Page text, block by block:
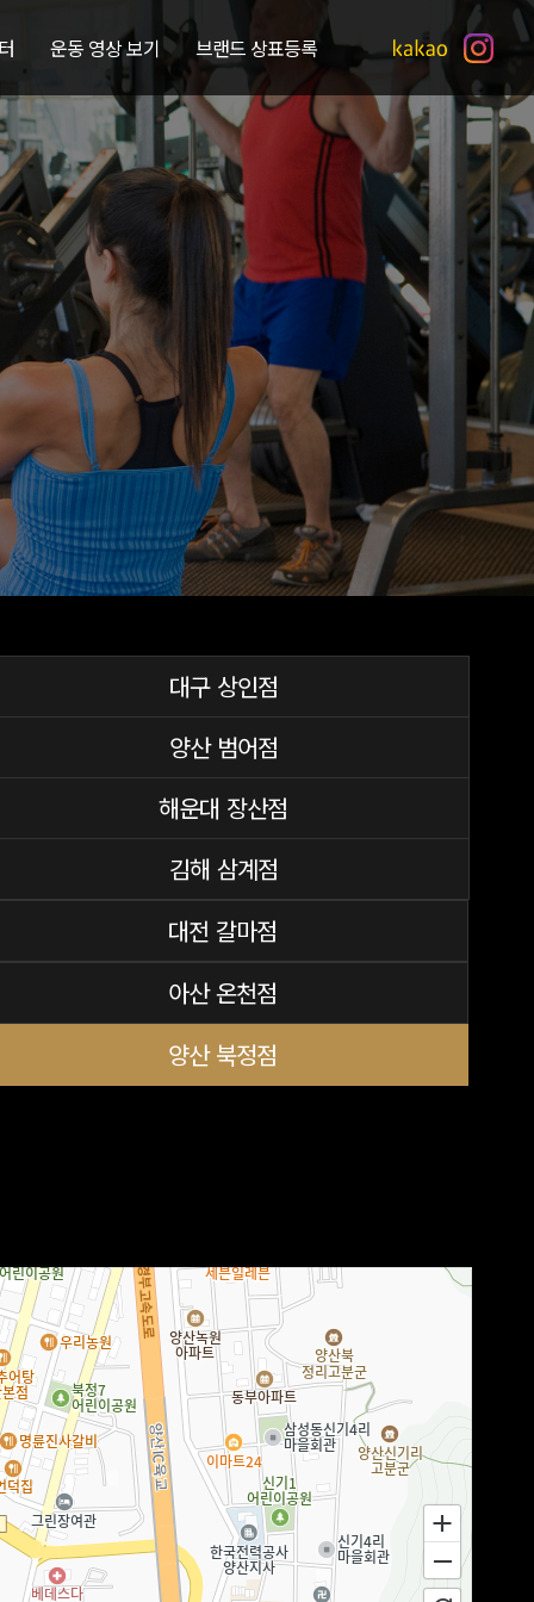
운동 영상 보기 브랜드 상표등록
대구 상인점
양산 범어점
해운대 장산점
김해 삼계점
대전 갈마점
아산 온천점
양산 북정점